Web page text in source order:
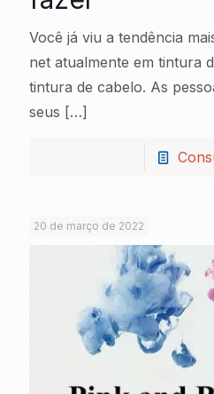
Você já viu a tendência
net atualmente em tintura
tintura de cabelo. As
seus […]
20 de março de 2022